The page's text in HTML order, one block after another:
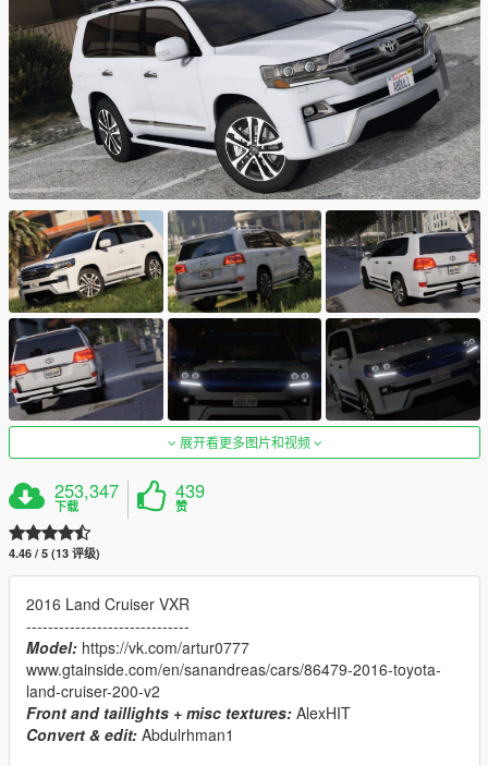
展开看更多图片和视频
253,347
下载
439
赞
4.46 / 5 (13 评级)
2016 Land Cruiser VXR
------------------------------
Model: https://vk.com/artur0777
www.gtainside.com/en/sanandreas/cars/86479-2016-toyota-
land-cruiser-200-v2
Front and taillights + misc textures: AlexHIT
Convert & edit: Abdulrhman1